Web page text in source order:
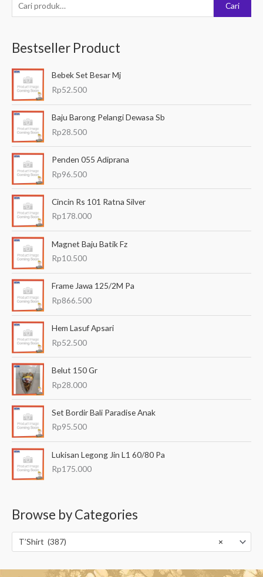
e
c
a
u
n
u
Cari
Bestseller Product
Bebek Set Besar Mj
Rp52.500
Baju Barong Pelangi Dewasa Sb
Rp28.500
Penden 055 Adiprana
Rp96.500
Cincin Rs 101 Ratna Silver
Rp178.000
Magnet Baju Batik Fz
Rp10.500
Frame Jawa 125/2M Pa
Rp866.500
Hem Lasuf Apsari
Rp52.500
Belut 150 Gr
Rp28.000
Set Bordir Bali Paradise Anak
Rp95.500
Lukisan Legong Jin L1 60/80 Pa
Rp175.000
Browse by Categories
×
T’Shirt (387)